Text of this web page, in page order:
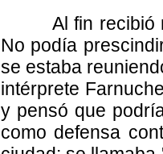
Al fin recibió
No podía
se estaba
intérprete
y pensó que
como defensa